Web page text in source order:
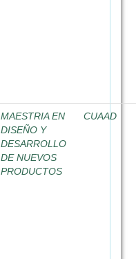
MAESTRIA EN
DISEÑO Y
DESARROLLO
DE NUEVOS
PRODUCTOS
CUAAD